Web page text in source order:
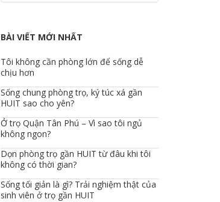
BÀI VIẾT MỚI NHẤT
Tôi không cần phòng lớn để sống dễ
chịu hơn
Sống chung phòng trọ, ký túc xá gần
HUIT sao cho yên?
Ở trọ Quận Tân Phú – Vì sao tôi ngủ
không ngon?
Dọn phòng trọ gần HUIT từ đâu khi tôi
không có thời gian?
Sống tối giản là gì? Trải nghiệm thật của
sinh viên ở trọ gần HUIT